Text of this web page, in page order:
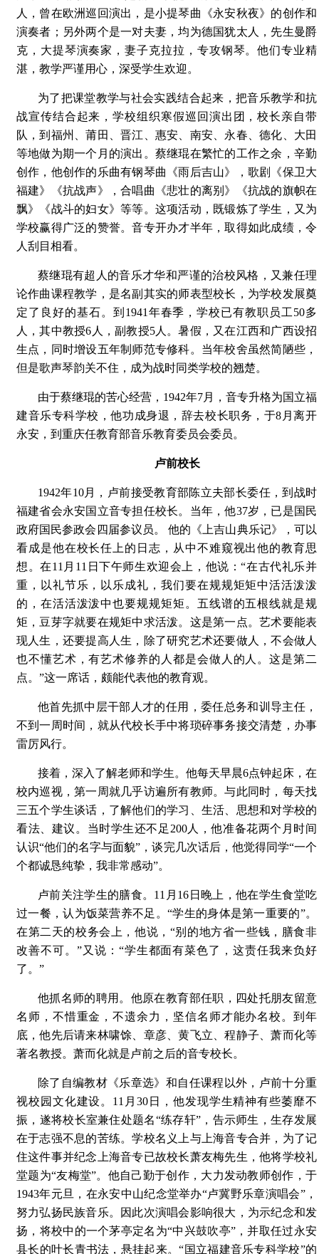
人，曾在欧洲巡回演出，是小提琴曲《永安秋夜》的创作和
演奏者；另外两个是一对夫妻，均为德国犹太人，先生曼爵
克，大提琴演奏家，妻子克拉拉，专攻钢琴。他们专业精
湛，教学严谨用心，深受学生欢迎。
为了把课堂教学与社会实践结合起来，把音乐教学和抗
战宣传结合起来，学校组织寒假巡回演出团，校长亲自带
队，到福州、莆田、晋江、惠安、南安、永春、德化、大田
等地做为期一个月的演出。蔡继琨在繁忙的工作之余，辛勤
创作，他创作的乐曲有钢琴曲《雨后吉山》，歌剧《保卫大
福建》《抗战声》，合唱曲《悲壮的离别》《抗战的旗帜在
飘》《战斗的妇女》等等。这项活动，既锻炼了学生，又为
学校赢得广泛的赞誉。音专开办才半年，取得如此成绩，令
人刮目相看。
蔡继琨有超人的音乐才华和严谨的治校风格，又兼任理
论作曲课程教学，是名副其实的师表型校长，为学校发展奠
定了良好的基石。到1941年春季，学校已有教职员工50多
人，其中教授6人，副教授5人。暑假，又在江西和广西设招
生点，同时增设五年制师范专修科。当年校舍虽然简陋些，
但是歌声琴韵关不住，成为战时同类学校的翘楚。
由于蔡继琨的苦心经营，1942年7月，音专升格为国立福
建音乐专科学校，他功成身退，辞去校长职务，于8月离开
永安，到重庆任教育部音乐教育委员会委员。
卢前校长
1942年10月，卢前接受教育部陈立夫部长委任，到战时
福建省会永安国立音专担任校长。当年，他37岁，已是国民
政府国民参政会四届参议员。 他的《上吉山典乐记》，可以
看成是他在校长任上的日志，从中不难窥视出他的教育思
想。在11月11日下午师生欢迎会上，他说：“在古代礼乐并
重，以礼节乐，以乐成礼，我们要在规规矩矩中活活泼泼
的，在活活泼泼中也要规规矩矩。五线谱的五根线就是规
矩，豆芽字就要在规矩中求活泼。这是第一点。艺术要能表
现人生，还要提高人生，除了研究艺术还要做人，不会做人
也不懂艺术，有艺术修养的人都是会做人的人。这是第二
点。”这一席话，颇能代表他的教育观。
他首先抓中层干部人才的任用，委任总务和训导主任，
不到一周时间，就从代校长手中将琐碎事务接交清楚，办事
雷厉风行。
接着，深入了解老师和学生。他每天早晨6点钟起床，在
校内巡视，第一周就几乎访遍所有教师。与此同时，每天找
三五个学生谈话，了解他们的学习、生活、思想和对学校的
看法、建议。当时学生还不足200人，他准备花两个月时间
认识“他们的名字与面貌”，谈完几次话后，他觉得同学“一个
个都诚恳纯挚，我非常感动”。
卢前关注学生的膳食。11月16日晚上，他在学生食堂吃
过一餐，认为饭菜营养不足。“学生的身体是第一重要的”。
在第二天的校务会上，他说，“别的地方省一些钱，膳食非
改善不可。”又说：“学生都面有菜色了，这责任我来负好
了。”
他抓名师的聘用。他原在教育部任职，四处托朋友留意
名师，不惜重金，不遗余力，坚信名师才能办名校。到年
底，他先后请来林啸馀、章彦、黄飞立、程静子、萧而化等
著名教授。萧而化就是卢前之后的音专校长。
除了自编教材《乐章选》和自任课程以外，卢前十分重
视校园文化建设。11月30日，他发现学生精神有些萎靡不
振，遂将校长室兼住处题名“练存轩”，告示师生，生存发展
在于志强不息的苦练。学校名义上与上海音专合并，为了记
住这件事并纪念上海音专已故校长萧友梅先生，他将学校礼
堂题为“友梅堂”。他自己勤于创作，大力发动教师创作，于
1943年元旦，在永安中山纪念堂举办“卢冀野乐章演唱会”，
努力弘扬民族音乐。因此次演唱会影响很大，为示纪念和发
扬，将校中的一个茅亭定名为“中兴鼓吹亭”，并取任过永安
县长的叶长青书法，悬挂起来。“国立福建音乐专科学校”的